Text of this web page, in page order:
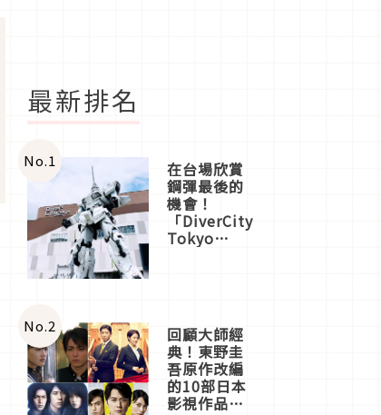
最新排名
No.1 在台場欣賞
鋼彈最後的
機會！
「DiverCity
Tokyo
體驗
No.2 回顧大師經
典！東野圭
吾原作改編
的10部日本
影視作品推